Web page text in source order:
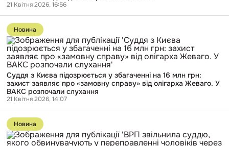
вівся
вогонь»:
поліцейський
пояснив
свої
дії
під
час
стрілянини
Києві
21 Квітня 2026, 16:56
Перейти
до
публікації
Суддя
Києва
підозрюється
збагаченні
на
16
млн
грн:
захист
заявляє
про
Новина
Суддя з Києва підозрюється у збагаченні на 16 млн грн:
захист заявляє про «замовну справу» від олігарха Жеваго. У
ВАКС розпочали слухання
21 Квітня 2026, 14:07
Перейти
до
публікації
ВРП
Новина